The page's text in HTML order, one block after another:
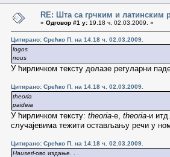
RE: Шта са грчким и латинским
« Одговор #1 у: 19.18 ч. 02.03.2009. »
Цитирано: Срећко П. на 14.18 ч. 02.03.2009.
logos
nous
У ћирличком тексту долазе регуларни
Цитирано: Срећко П. на 14.18 ч. 02.03.2009.
theoria
paideia
У ћирличком тексту: theoria-е, theoria-и
случајевима тежити остављању речи у
Цитирано: Срећко П. на 14.18 ч. 02.03.2009.
Hauserl-ово издање. . .